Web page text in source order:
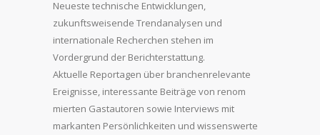
Neueste technische Entwicklungen,
zukunftsweisende Trendanalysen und
internationale Recherchen stehen im
Vordergrund der Berichterstattung.
Aktuelle Reportagen über branchenrelevante
Ereignisse, interessante Beiträge von renom
mierten Gastautoren sowie Interviews mit
markanten Persönlichkeiten und wissenswerte